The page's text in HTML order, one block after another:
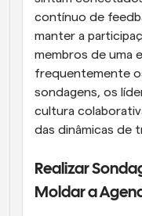
contínuo de
manter a
membros de uma
frequentemente
sondagens, os
cultura
das dinâmicas de
Realizar
Moldar a